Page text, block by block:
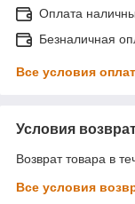
Оплата
Безналичная
Все условия
Условия
Возврат товара в
Все условия